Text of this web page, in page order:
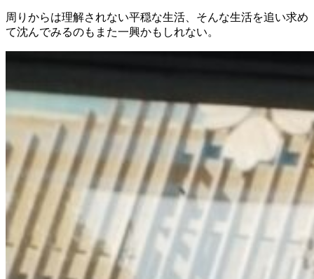
周りからは理解されない平穏な生活、そんな生活を追い求め
て沈んでみるのもまた一興かもしれない。